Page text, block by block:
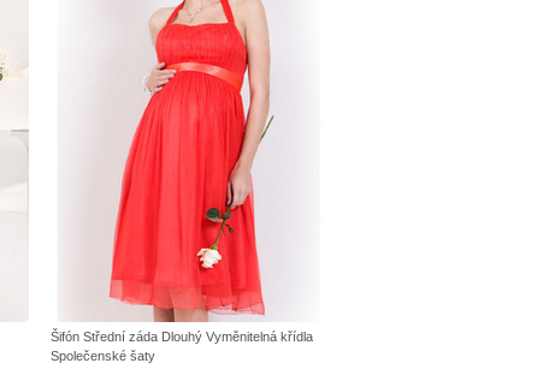
Šifón Střední záda Dlouhý Vyměnitelná křídla
Společenské šaty